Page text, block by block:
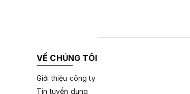
VỀ CHÚNG TÔI
Giới thiệu công ty
Tin tuyển dụng